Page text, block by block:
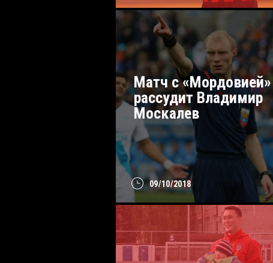
09/10/2018
Матч с «Мордовией»
рассудит Владимир
Москалев